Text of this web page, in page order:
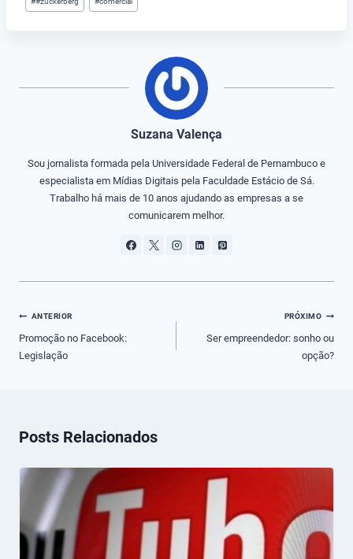
Suzana Valença
Sou jornalista formada pela Universidade Federal de Pernambuco e
especialista em Mídias Digitais pela Faculdade Estácio de Sá.
Trabalho há mais de 10 anos ajudando as empresas a se
comunicarem melhor.
Navegação
de
Post
ANTERIOR
Promoção no Facebook:
Legislação
PRÓXIMO
Ser empreendedor: sonho ou
opção?
Posts Relacionados